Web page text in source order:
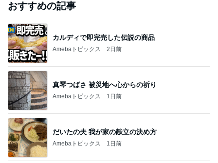
おすすめの記事
カルディで即完売した伝説の商品
Amebaトピックス 2日前
真琴つばさ 被災地へ心からの祈り
Amebaトピックス 1日前
だいたの夫 我が家の献立の決め方
Amebaトピックス 1日前